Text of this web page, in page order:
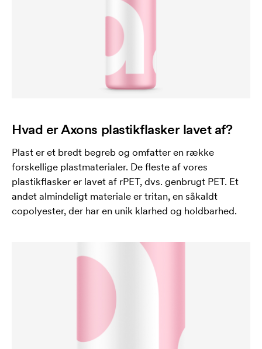
Hvad er Axons plastikflasker lavet af?
Plast er et bredt begreb og omfatter en række
forskellige plastmaterialer. De fleste af vores
plastikflasker er lavet af rPET, dvs. genbrugt PET. Et
andet almindeligt materiale er tritan, en såkaldt
copolyester, der har en unik klarhed og holdbarhed.